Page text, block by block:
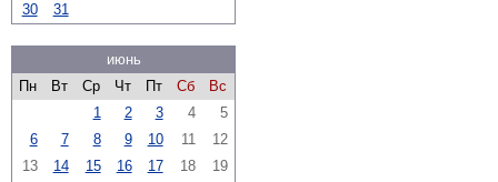
30
31
июнь
Пн
Вт Ср Чт Пт Сб
Вс
1
2 3 4
5
6
7 8 9 10 11
12
13
14 15 16 17 18
19